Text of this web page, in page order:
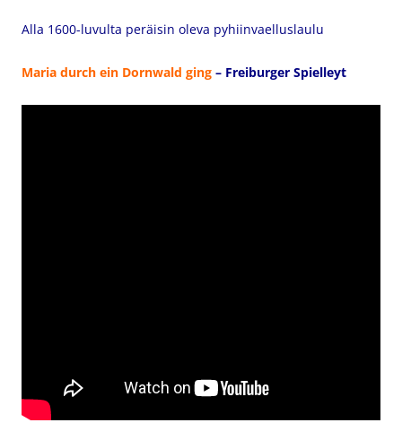
Alla 1600-luvulta peräisin oleva pyhiinvaelluslaulu
Maria durch ein Dornwald ging – Freiburger Spielleyt